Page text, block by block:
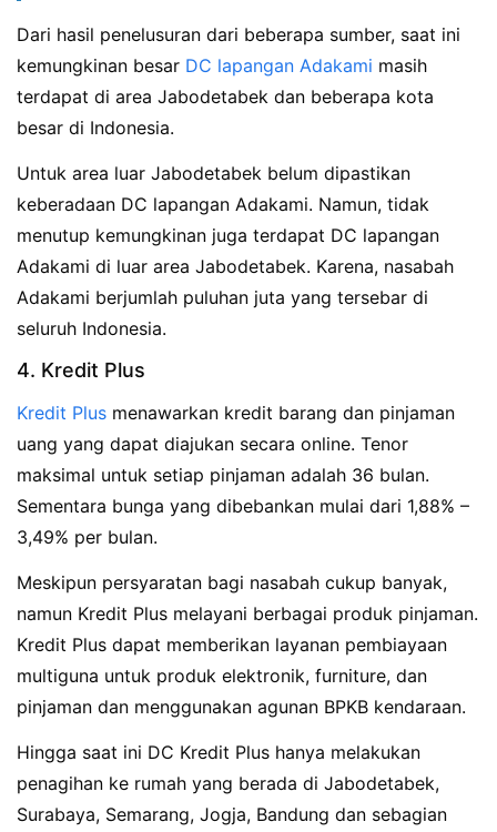
Dari hasil penelusuran dari beberapa sumber, saat ini
kemungkinan besar DC lapangan Adakami masih
terdapat di area Jabodetabek dan beberapa kota
besar di Indonesia.
Untuk area luar Jabodetabek belum dipastikan
keberadaan DC lapangan Adakami. Namun, tidak
menutup kemungkinan juga terdapat DC lapangan
Adakami di luar area Jabodetabek. Karena, nasabah
Adakami berjumlah puluhan juta yang tersebar di
seluruh Indonesia.
4. Kredit Plus
Kredit Plus menawarkan kredit barang dan pinjaman
uang yang dapat diajukan secara online. Tenor
maksimal untuk setiap pinjaman adalah 36 bulan.
Sementara bunga yang dibebankan mulai dari 1,88% –
3,49% per bulan.
Meskipun persyaratan bagi nasabah cukup banyak,
namun Kredit Plus melayani berbagai produk pinjaman.
Kredit Plus dapat memberikan layanan pembiayaan
multiguna untuk produk elektronik, furniture, dan
pinjaman dan menggunakan agunan BPKB kendaraan.
Hingga saat ini DC Kredit Plus hanya melakukan
penagihan ke rumah yang berada di Jabodetabek,
Surabaya, Semarang, Jogja, Bandung dan sebagian